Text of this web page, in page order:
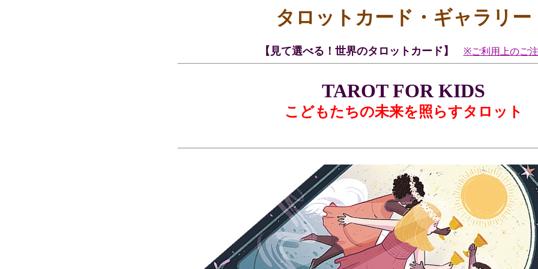
タロットカード・ギャラリー
【見て選べる！世界のタロットカード】 ※ご利用上のご
TAROT FOR KIDS
こどもたちの未来を照らすタロット